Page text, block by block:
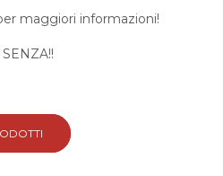
maggiori informazioni!